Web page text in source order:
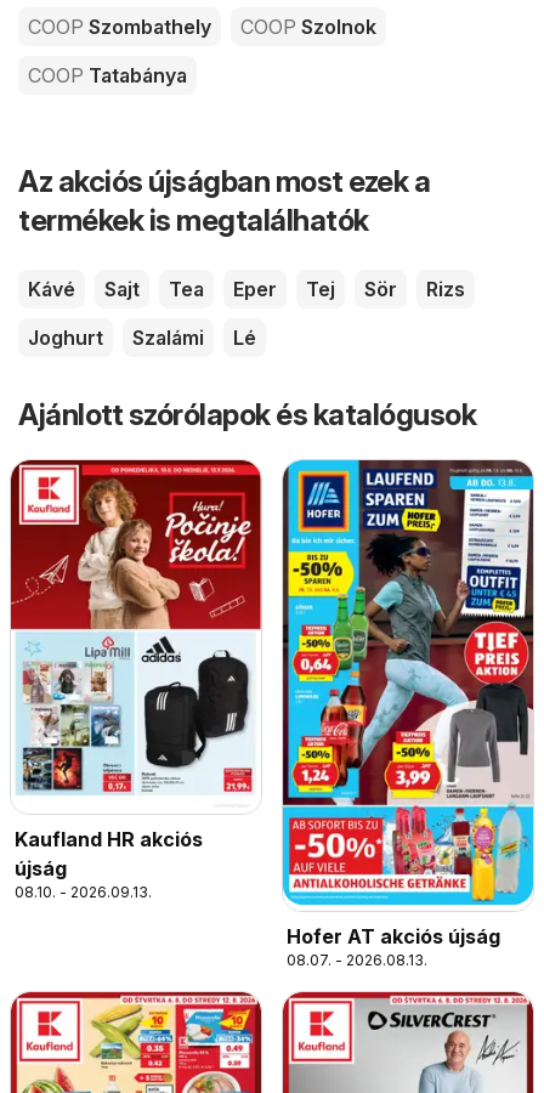
COOP Szombathely COOP Szolnok
COOP Tatabánya
Az akciós újságban most ezek a
termékek is megtalálhatók
Kávé Sajt Tea Eper Tej Sör
Rizs
Joghurt
Szalámi Lé
Ajánlott szórólapok és katalógusok
Kaufland HR akciós
újság
08.10. - 2026.09.13.
Hofer AT akciós újság
08.07. - 2026.08.13.